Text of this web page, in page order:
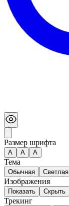
Размер шрифта
А A A
Тема
Обычная Светлая
Изображения
Показать Скрыть
Трекинг